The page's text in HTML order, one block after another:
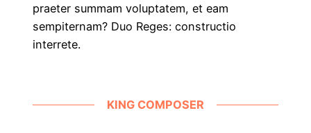
praeter summam voluptatem, et eam
sempiternam? Duo Reges: constructio
interrete.
KING COMPOSER